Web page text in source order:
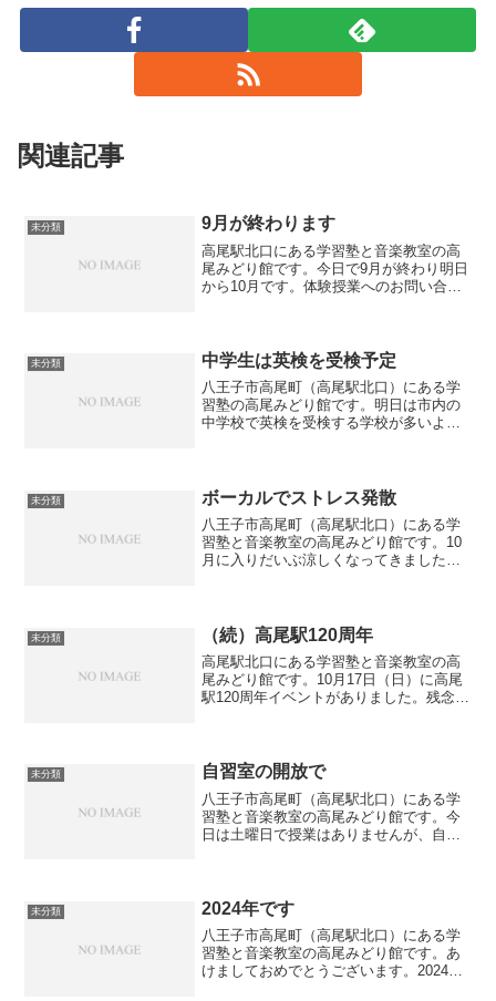
関連記事
未分類 9月が終わります
高尾駅北口にある学習塾と音楽教室の高
尾みどり館です。今日で9月が終わり明日
から10月です。体験授業へのお問い合わ
未分類 中学生は英検を受検予定
八王子市高尾町（高尾駅北口）にある学
習塾の高尾みどり館です。明日は市内の
中学校で英検を受検する学校が多いよう
中学卒業レベルということ...
未分類 ボーカルでストレス発散
八王子市高尾町（高尾駅北口）にある学
習塾と音楽教室の高尾みどり館です。10
月に入りだいぶ涼しくなってきました。
さんが増えましたので新...
未分類 （続）高尾駅120周年
高尾駅北口にある学習塾と音楽教室の高
尾みどり館です。10月17日（日）に高尾
駅120周年イベントがありました。残念な
ってあったので撮...
未分類 自習室の開放で
八王子市高尾町（高尾駅北口）にある学
習塾と音楽教室の高尾みどり館です。今
日は土曜日で授業はありませんが、自習
が、見事第一志望の都立高...
未分類 2024年です
八王子市高尾町（高尾駅北口）にある学
習塾と音楽教室の高尾みどり館です。あ
けましておめでとうございます。2024年